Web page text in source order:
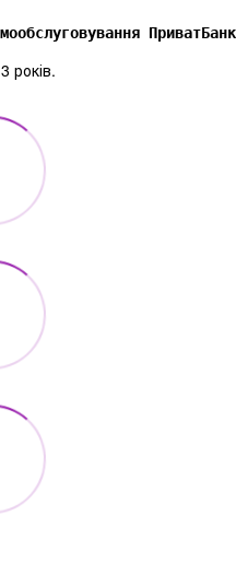
ПриватБанк
років.